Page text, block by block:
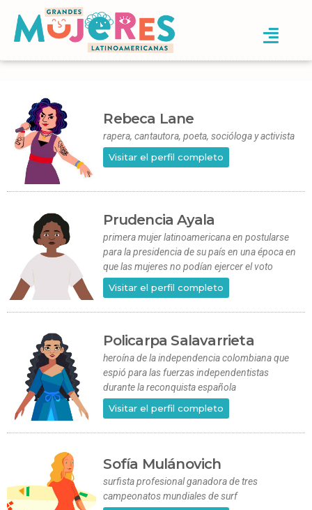
Rebeca Lane
rapera, cantautora, poeta, socióloga y activista
Visitar el perfil completo
Prudencia Ayala
primera mujer latinoamericana en postularse
para la presidencia de su país en una época en
que las mujeres no podían ejercer el voto
Visitar el perfil completo
Policarpa Salavarrieta
heroína de la independencia colombiana que
espió para las fuerzas independentistas
durante la reconquista española
Visitar el perfil completo
Sofía Mulánovich
surfista profesional ganadora de tres
campeonatos mundiales de surf